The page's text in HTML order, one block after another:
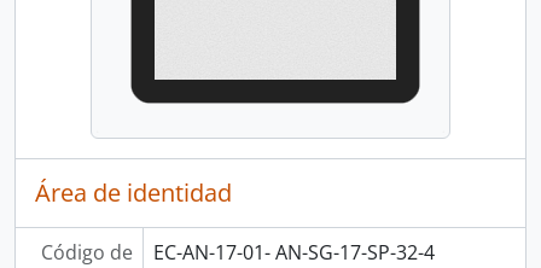
Área de identidad
Código de
EC-AN-17-01- AN-SG-17-SP-32-4